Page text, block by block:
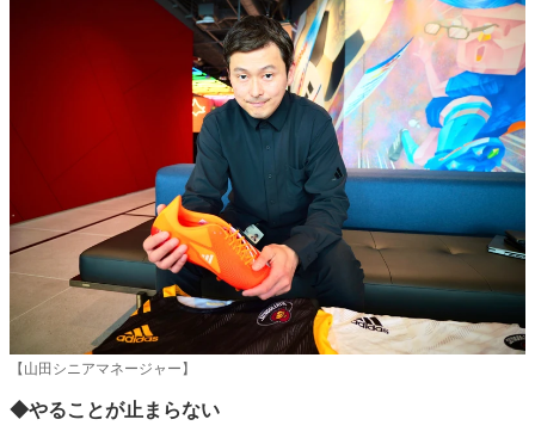
【山田シニアマネージャー】
◆やることが止まらない